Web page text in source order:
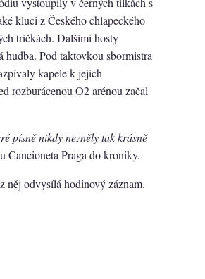
kluci z Českého chlapeckého
tričkách. Dalšími hosty
Pod taktovkou sbormistra
kapele k jejich
rozburácenou O2 arénou začal
písně nikdy nezněly tak krásně
Cancioneta Praga do kroniky.
něj odvysílá hodinový záznam.